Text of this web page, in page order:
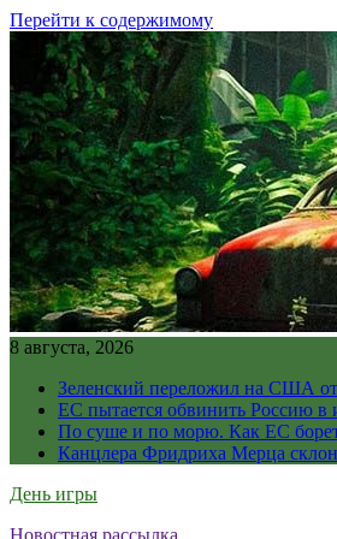
Перейти к содержимому
8 августа, 2026
Зеленский переложил на США
ЕС пытается обвинить Россию в
По суше и по морю. Как ЕС
Канцлера Фридриха Мерца
День игры
Новостная рассылка